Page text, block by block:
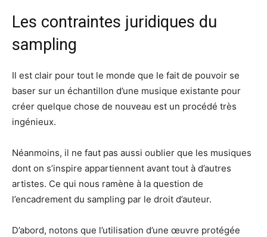
Les contraintes juridiques du
sampling
Il est clair pour tout le monde que le fait de pouvoir se
baser sur un échantillon d’une musique existante pour
créer quelque chose de nouveau est un procédé très
ingénieux.
Néanmoins, il ne faut pas aussi oublier que les musiques
dont on s’inspire appartiennent avant tout à d’autres
artistes. Ce qui nous ramène à la question de
l’encadrement du sampling par le droit d’auteur.
D’abord, notons que l’utilisation d’une œuvre protégée